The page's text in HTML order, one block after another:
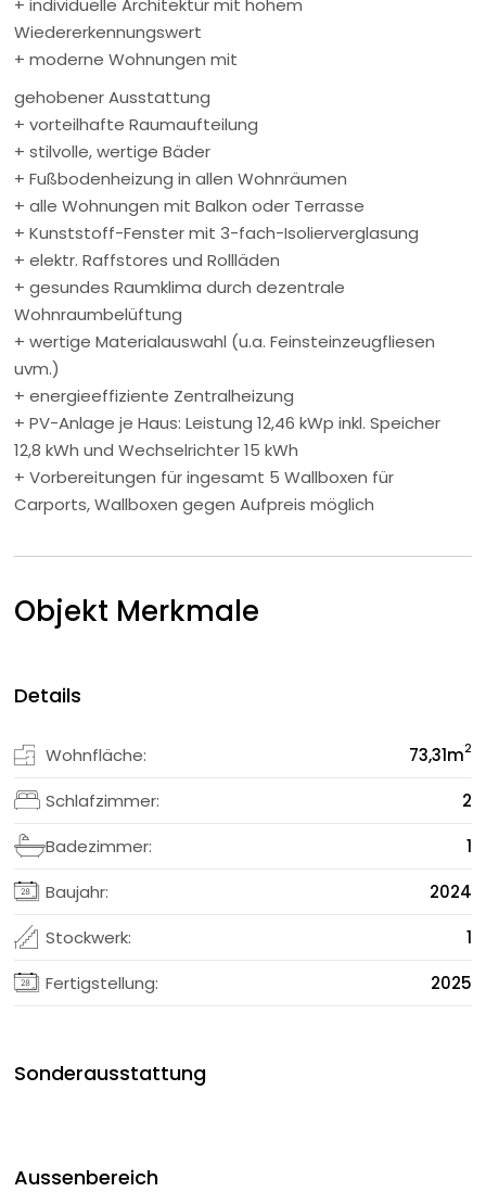
+ individuelle Architektur mit hohem
Wiedererkennungswert
+ moderne Wohnungen mit
gehobener Ausstattung
+ vorteilhafte Raumaufteilung
+ stilvolle, wertige Bäder
+ Fußbodenheizung in allen Wohnräumen
+ alle Wohnungen mit Balkon oder Terrasse
+ Kunststoff-Fenster mit 3-fach-Isolierverglasung
+ elektr. Raffstores und Rollläden
+ gesundes Raumklima durch dezentrale
Wohnraumbelüftung
+ wertige Materialauswahl (u.a. Feinsteinzeugfliesen
uvm.)
+ energieeffiziente Zentralheizung
+ PV-Anlage je Haus: Leistung 12,46 kWp inkl. Speicher
12,8 kWh und Wechselrichter 15 kWh
+ Vorbereitungen für ingesamt 5 Wallboxen für
Carports, Wallboxen gegen Aufpreis möglich
Objekt Merkmale
Details
Wohnfläche: 73,31m2
Schlafzimmer:
2
Badezimmer:
1
Baujahr:
2024
Stockwerk:
1
Fertigstellung:
2025
Sonderausstattung
Aussenbereich